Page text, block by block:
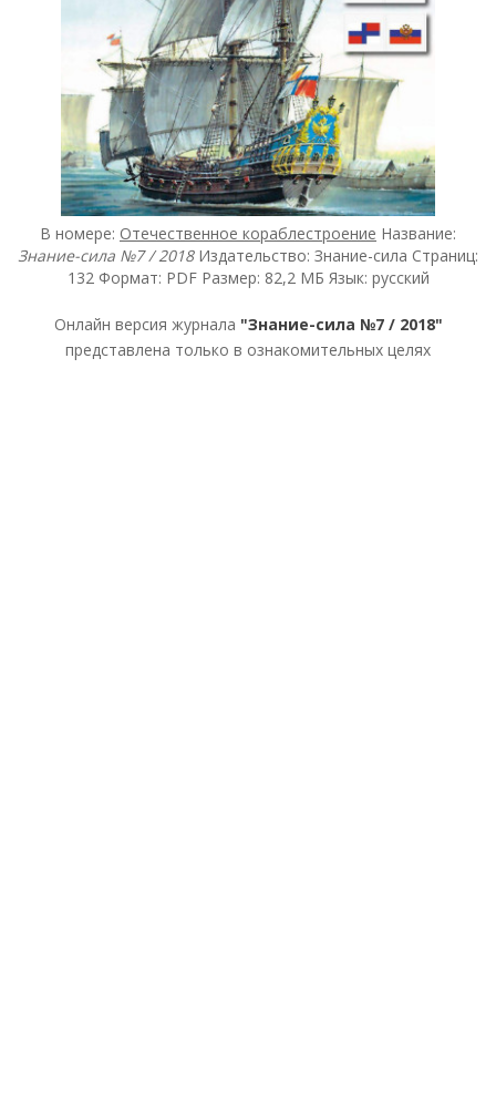
В номере: Отечественное кораблестроение Название:
Знание-сила №7 / 2018Издательство: Знание-сила Страниц:
132 Формат: PDF Размер: 82,2 МБ Язык: русский
Онлайн версия журнала "Знание-сила №7 / 2018"
представлена только в ознакомительных целях